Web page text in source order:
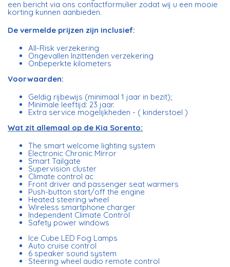
een bericht via ons contactformulier zodat wij u een mooie
korting kunnen aanbieden.
De vermelde prijzen zijn inclusief:
All-Risk verzekering
Ongevallen Inzittenden verzekering
Onbeperkte kilometers
Voorwaarden:
Geldig rijbewijs (minimaal 1 jaar in bezit);
Minimale leeftijd: 23 jaar.
Extra service mogelijkheden - ( kinderstoel )
Wat zit allemaal op de Kia Sorento:
The smart welcome lighting system
Electronic Chronic Mirror
Smart Tailgate
Supervision cluster
Climate control ac
Front driver and passenger seat warmers
Push-button start/off the engine
Heated steering wheel
Wireless smartphone charger
Independent Climate Control
Safety power windows
Ice Cube LED Fog Lamps
Auto cruise control
6 speaker sound system
Steering wheel audio remote control